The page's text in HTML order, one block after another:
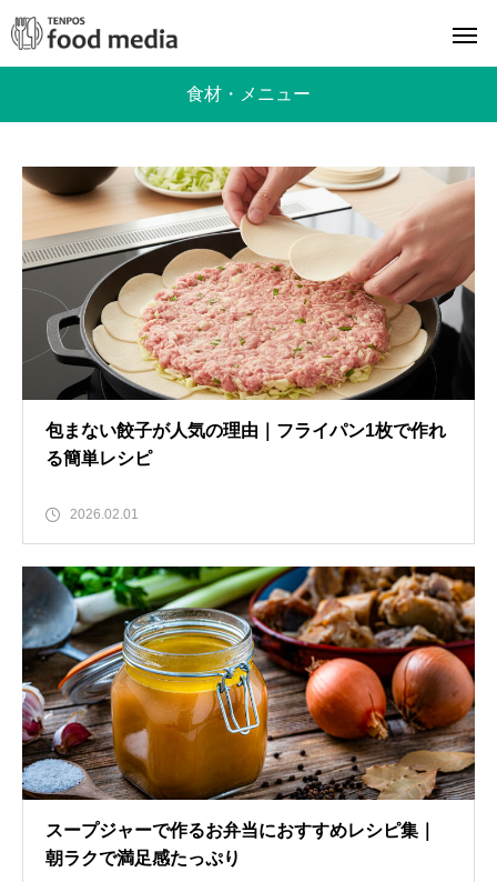
食材・メニュー
包まない餃子が人気の理由｜フライパン1枚で作れ
る簡単レシピ
2026.02.01
スープジャーで作るお弁当におすすめレシピ集｜
朝ラクで満足感たっぷり